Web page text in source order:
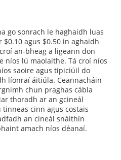
go sonrach le haghaidh luas
agus $0.50 in aghaidh
an-bheag a ligeann don
níos lú maolaithe. Tá croí níos
saoire agus tipiciúil do
líonraí áitiúla. Ceannacháin
chun praghas cábla
thoradh ar an gcineál
cinn agus costais
an cineál snáithín
amach níos déanaí.